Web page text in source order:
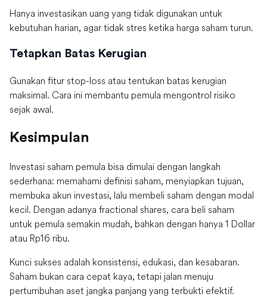
Hanya investasikan uang yang tidak digunakan untuk
kebutuhan harian, agar tidak stres ketika harga saham turun.
Tetapkan Batas Kerugian
Gunakan fitur stop-loss atau tentukan batas kerugian
maksimal. Cara ini membantu pemula mengontrol risiko
sejak awal.
Kesimpulan
Investasi saham pemula bisa dimulai dengan langkah
sederhana: memahami definisi saham, menyiapkan tujuan,
membuka akun investasi, lalu membeli saham dengan modal
kecil. Dengan adanya fractional shares, cara beli saham
untuk pemula semakin mudah, bahkan dengan hanya 1 Dollar
atau Rp16 ribu.
Kunci sukses adalah konsistensi, edukasi, dan kesabaran.
Saham bukan cara cepat kaya, tetapi jalan menuju
pertumbuhan aset jangka panjang yang terbukti efektif.